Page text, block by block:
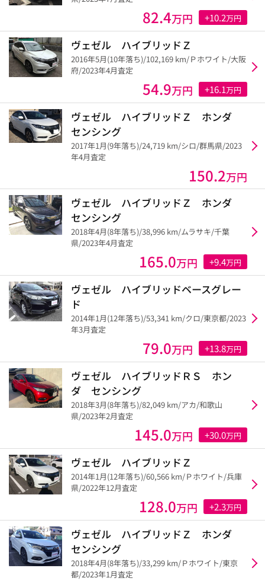
82.4万円 +10.2万円
ヴェゼル ハイブリッドＺ
2016年5月(10年落ち)/102,169 km/Ｐホワイト/大阪
府/2023年4月査定
54.9万円 +16.1万円
ヴェゼル ハイブリッドＺ ホンダ
センシング
2017年1月(9年落ち)/24,719 km/シロ/群馬県/2023
年4月査定
150.2万円
ヴェゼル ハイブリッドＺ ホンダ
センシング
2018年4月(8年落ち)/38,996 km/ムラサキ/千葉
県/2023年4月査定
165.0万円 +9.4万円
ヴェゼル ハイブリッドベースグレー
ド
2014年1月(12年落ち)/53,341 km/クロ/東京都/2023
年3月査定
79.0万円 +13.8万円
ヴェゼル ハイブリッドＲＳ ホン
ダ センシング
2018年3月(8年落ち)/82,049 km/アカ/和歌山
県/2023年2月査定
145.0万円 +30.0万円
ヴェゼル ハイブリッドＺ
2014年1月(12年落ち)/60,566 km/Ｐホワイト/兵庫
県/2022年12月査定
128.0万円 +2.3万円
ヴェゼル ハイブリッドＺ ホンダ
センシング
2018年4月(8年落ち)/33,299 km/Ｐホワイト/東京
都/2023年1月査定